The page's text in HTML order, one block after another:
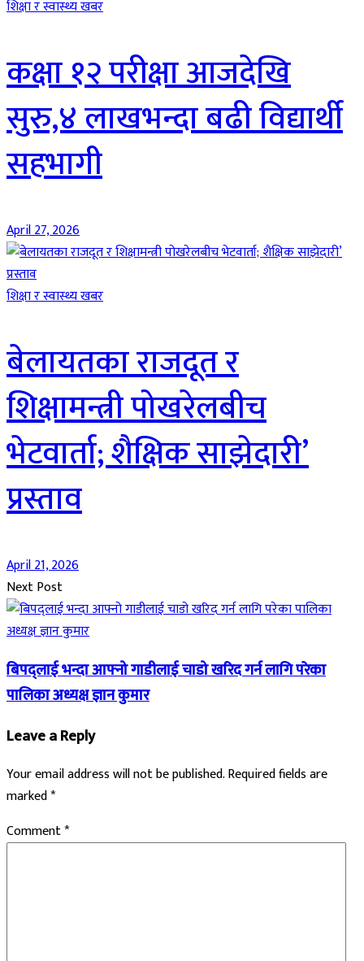
शिक्षा र स्वास्थ्य खबर
कक्षा १२ परीक्षा आजदेखि
सुरु,४ लाखभन्दा बढी विद्यार्थी
सहभागी
April 27, 2026
शिक्षा र स्वास्थ्य खबर
बेलायतका राजदूत र
शिक्षामन्त्री पोखरेलबीच
भेटवार्ता; शैक्षिक साझेदारी’
प्रस्ताव
April 21, 2026
Next Post
बिपद्लाई भन्दा आफ्नो गाडीलाई चाडो खरिद गर्न लागि परेका
पालिका अध्यक्ष ज्ञान कुमार
Leave a Reply
Your email address will not be published.Required fields are
marked*
Comment*